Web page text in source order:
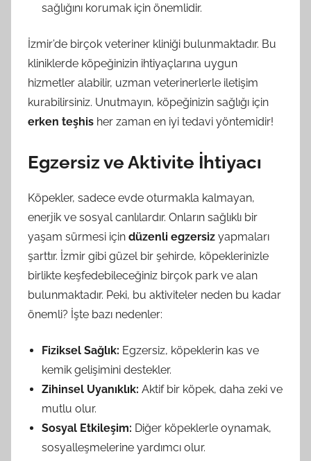
sağlığını korumak için önemlidir.
İzmir’de birçok veteriner kliniği bulunmaktadır. Bu
kliniklerde köpeğinizin ihtiyaçlarına uygun
hizmetler alabilir, uzman veterinerlerle iletişim
kurabilirsiniz. Unutmayın, köpeğinizin sağlığı için
erken teşhis her zaman en iyi tedavi yöntemidir!
Egzersiz ve Aktivite İhtiyacı
Köpekler, sadece evde oturmakla kalmayan,
enerjik ve sosyal canlılardır. Onların sağlıklı bir
yaşam sürmesi için düzenli egzersiz yapmaları
şarttır. İzmir gibi güzel bir şehirde, köpeklerinizle
birlikte keşfedebileceğiniz birçok park ve alan
bulunmaktadır. Peki, bu aktiviteler neden bu kadar
önemli? İşte bazı nedenler:
Fiziksel Sağlık: Egzersiz, köpeklerin kas ve
kemik gelişimini destekler.
Zihinsel Uyanıklık: Aktif bir köpek, daha zeki ve
mutlu olur.
Sosyal Etkileşim: Diğer köpeklerle oynamak,
sosyalleşmelerine yardımcı olur.